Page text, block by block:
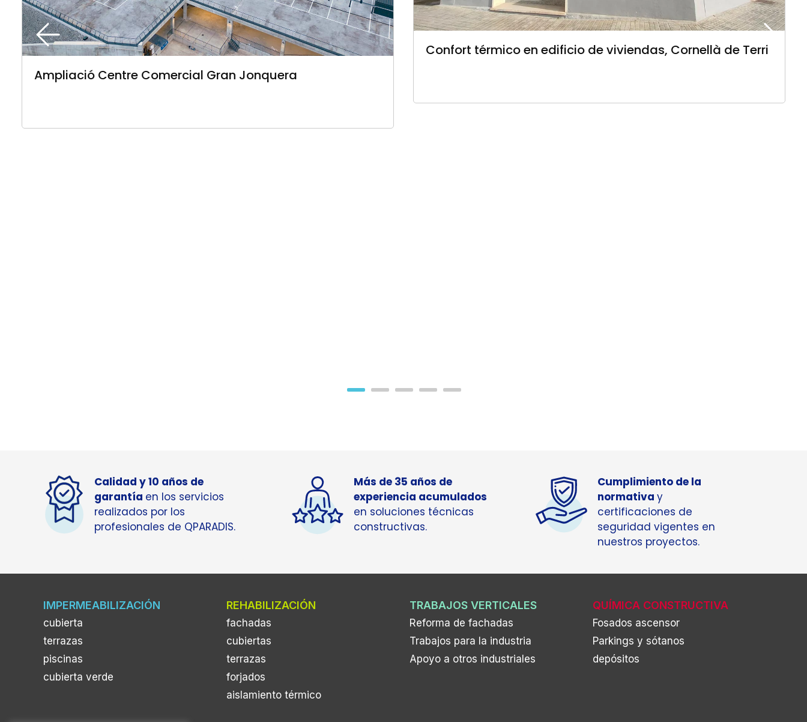
Ampliació Centre Comercial Gran Jonquera
Confort térmico en edificio de viviendas, Cornellà de Terri
1 2 3 4 5
Calidad y 10 años de
garantía en los servicios
realizados por los
profesionales de QPARADIS.
Más de 35 años de
experiencia acumulados
en soluciones técnicas
constructivas.
Cumplimiento de la
normativay
certificaciones de
seguridad vigentes en
nuestros proyectos.
IMPERMEABILIZACIÓN
cubierta
terrazas
piscinas
cubierta verde
REHABILIZACIÓN
fachadas
cubiertas
terrazas
forjados
aislamiento térmico
TRABAJOS VERTICALES
Reforma de fachadas
Trabajos para la industria
Apoyo a otros industriales
QUÍMICA CONSTRUCTIVA
Fosados ascensor
Parkings y sótanos
depósitos